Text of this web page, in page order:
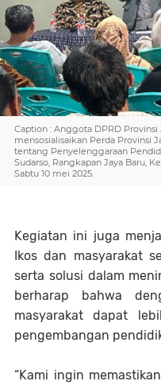
Caption : Anggota DPRD Provinsi
mensosialisaikan Perda Provinsi
tentang Penyelenggaraan
Sudarso, Rangkapan Jaya Baru,
Sabtu 10 mei 2025.
Kegiatan ini juga
Ikos dan masyarakat
serta solusi dalam
berharap bahwa
masyarakat dapat
pengembangan
“Kami ingin